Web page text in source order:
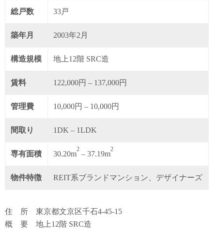
総戸数 33戸
築年月 2003年2月
構造規模 地上12階 SRC造
賃料 122,000円 – 137,000円
管理費 10,000円 – 10,000円
間取り 1DK – 1LDK
専有面積 30.20m
2
– 37.19m
2
物件特徴 REIT系ブランドマンション、デザイナーズ
住 所 東京都文京区千石4-45-15
概 要 地上12階 SRC造